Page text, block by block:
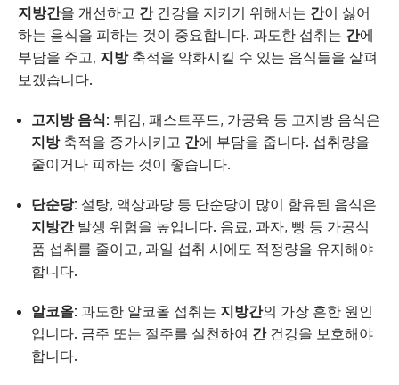
지방간을 개선하고 간건강을 지키기 위해서는 간이 싫어
하는 음식을 피하는 것이 중요합니다. 과도한 섭취는 간에
부담을 주고, 지방축적을 악화시킬 수 있는 음식들을 살펴
보겠습니다.
고지방 음식: 튀김, 패스트푸드, 가공육 등 고지방 음식은
지방축적을 증가시키고 간에 부담을 줍니다. 섭취량을
줄이거나 피하는 것이 좋습니다.
단순당: 설탕, 액상과당 등 단순당이 많이 함유된 음식은
지방간발생 위험을 높입니다. 음료, 과자, 빵 등 가공식
품 섭취를 줄이고, 과일 섭취 시에도 적정량을 유지해야
합니다.
알코올: 과도한 알코올 섭취는 지방간의 가장 흔한 원인
입니다. 금주 또는 절주를 실천하여 간건강을 보호해야
합니다.